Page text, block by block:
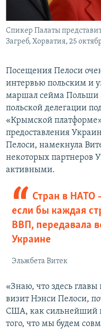
Спикер Палаты
Загреб, Хорватия, 25
Посещения Пелоси
интервью польским и
маршал сейма Польши
польской делегации
«Крымской
предоставления
Пелоси, намекнула
некоторых партнеров
активными.
Стран в НАТО
если бы каждая
ВВП, передавала
Украине
Эльжбета Витек
«Знаю, что здесь
визит Нэнси Пелоси,
США, как сильнейший
того, что мы будем